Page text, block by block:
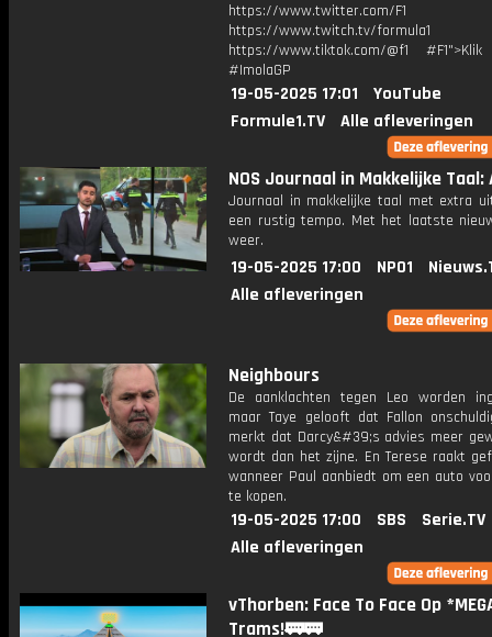
https://www.twitter.com/F1
https://www.twitch.tv/formula1
https://www.tiktok.com/@f1
#ImolaGP
19-05-2025 17:01
YouTube
Formule1.TV
Alle afleveringen
NOS Journaal in Makkelijke
Journaal in makkelijke taal met extra
een rustig tempo. Met het laatste
weer.
19-05-2025 17:00 NPO1
Alle afleveringen
Neighbours
De aanklachten tegen Leo worden
maar Taye gelooft dat Fallon
merkt dat Darcy&#39;s advies meer
wordt dan het zijne. En Terese raakt
wanneer Paul aanbiedt om een auto
te kopen.
19-05-2025 17:00 SBS
Serie.TV
Alle afleveringen
vThorben: Face To Face Op
Trams!🚃🚃